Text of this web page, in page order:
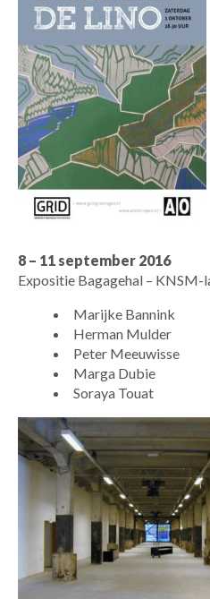
8 – 11 september 2016
Expositie Bagagehal – KNSM-
Marijke Bannink
Herman Mulder
Peter Meeuwisse
Marga Dubie
Soraya Touat